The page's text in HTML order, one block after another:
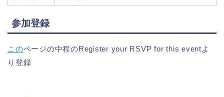
参加登録
このページの中程のRegister your RSVP for this eventよ
り登録